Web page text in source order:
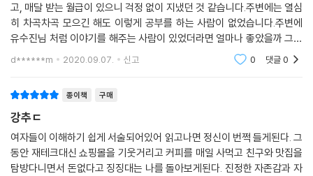
어렵지만은 않을 것이다.
고, 매달 받는 월급이 있으니 걱정 없이 지냈던 것 같습니다.주변에는 열심
히 차곡차곡 모으긴 해도 이렇게 공부를 하는 사람이 없었습니다.주변에
유수진님 처럼 이야기를 해주는 사람이 있었더라면 얼마나 좋았을까 그런
생각이 듭니다.공부를 해야한다라고 강력하게 주장하시고,어떤 챕터는 뼈
d******m 2020.09.07. 신고 0 댓글0
종이책 구매
강추ㄷ
여자들이 이해하기 쉽게 서술되어있어 읽고나면 정신이 번쩍 들게된다. 그
동안 재테크대신 쇼핑몰을 기웃거리고 커피를 매일 사먹고 친구와 맛집을
탐방다니면서 돈없다고 징징대는 나를 돌아보게된다. 진정한 자존감과 자